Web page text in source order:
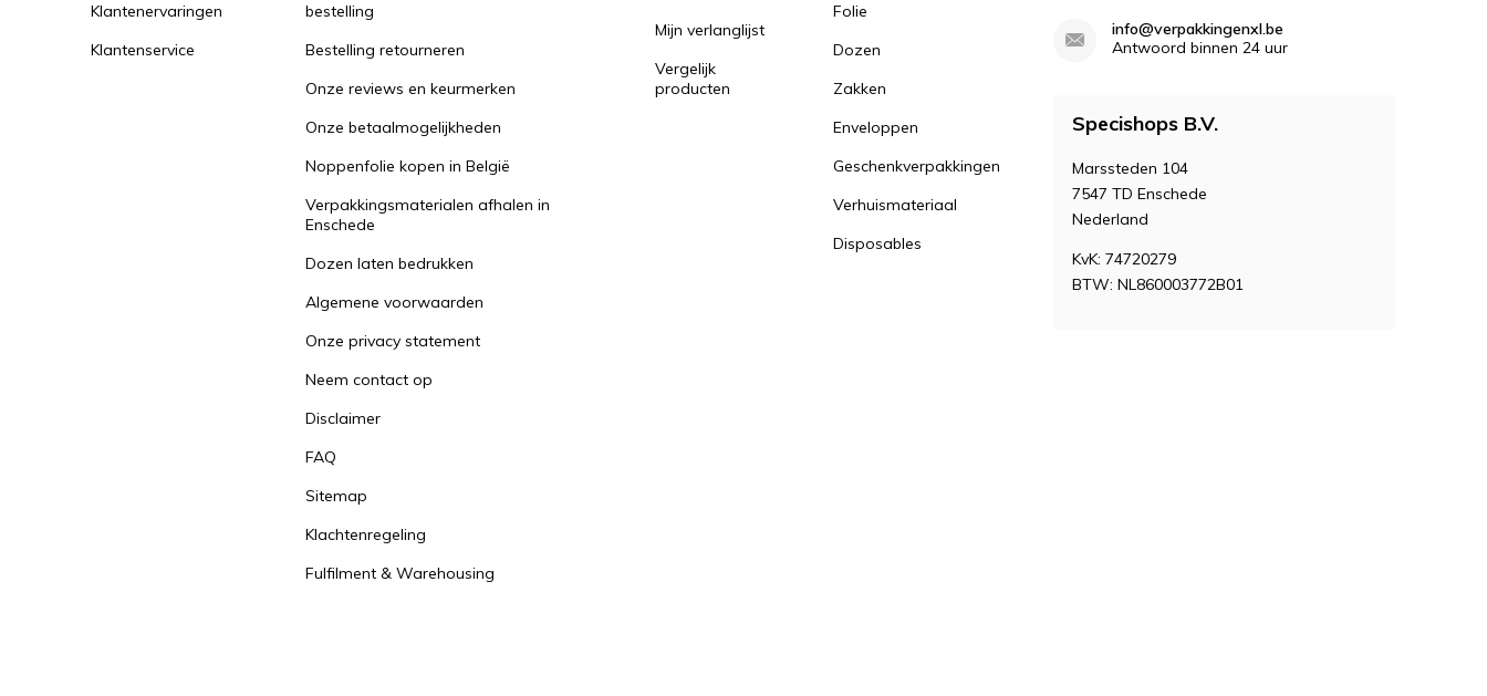
Klantenervaringen
Klantenservice
bestelling
Bestelling retourneren
Onze reviews en keurmerken
Onze betaalmogelijkheden
Noppenfolie kopen in België
Verpakkingsmaterialen afhalen in
Enschede
Dozen laten bedrukken
Algemene voorwaarden
Onze privacy statement
Neem contact op
Disclaimer
FAQ
Sitemap
Klachtenregeling
Fulfilment & Warehousing
Mijn verlanglijst
Vergelijk
producten
Folie
Dozen
Zakken
Enveloppen
Geschenkverpakkingen
Verhuismateriaal
Disposables
info@verpakkingenxl.be
Antwoord binnen 24 uur
Specishops B.V.
Marssteden 104
7547 TD Enschede
Nederland
KvK: 74720279
BTW: NL860003772B01